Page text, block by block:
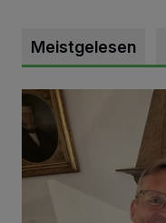
Meistgelesen
„Loss dir nix jefalle“ in